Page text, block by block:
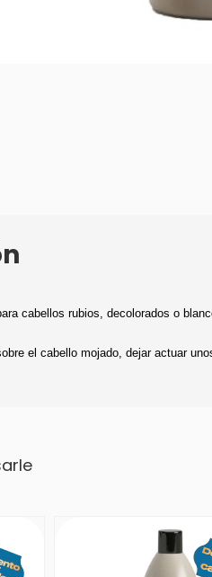
cabellos rubios, decolorados o
el cabello mojado, dejar actuar